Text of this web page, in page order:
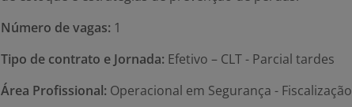
Número de vagas: 1
Tipo de contrato e Jornada: Efetivo – CLT - Parcial tardes
Área Profissional: Operacional em Segurança - Fiscalização